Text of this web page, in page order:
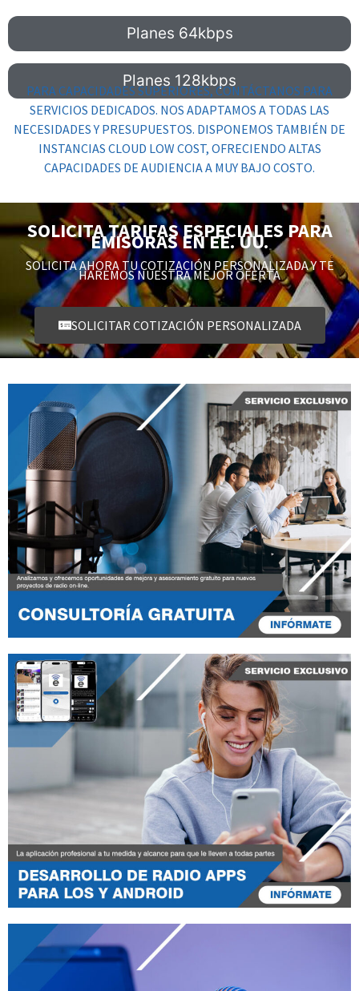
Planes 64kbps
Planes 128kbps
PARA CAPACIDADES SUPERIORES, CONTÁCTANOS PARA
SERVICIOS DEDICADOS. NOS ADAPTAMOS A TODAS LAS
NECESIDADES Y PRESUPUESTOS. DISPONEMOS TAMBIÉN DE
INSTANCIAS CLOUD LOW COST, OFRECIENDO ALTAS
CAPACIDADES DE AUDIENCIA A MUY BAJO COSTO.
SOLICITA TARIFAS ESPECIALES PARA
EMISORAS EN EE. UU.
SOLICITA AHORA TU COTIZACIÓN PERSONALIZADA Y TE
HAREMOS NUESTRA MEJOR OFERTA
SOLICITAR COTIZACIÓN PERSONALIZADA